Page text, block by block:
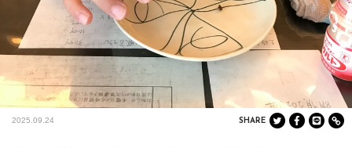
2025.09.24 SHARE